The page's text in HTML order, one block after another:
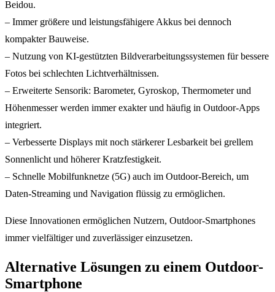
Beidou.
– Immer größere und leistungsfähigere Akkus bei dennoch
kompakter Bauweise.
– Nutzung von KI-gestützten Bildverarbeitungssystemen für bessere
Fotos bei schlechten Lichtverhältnissen.
– Erweiterte Sensorik: Barometer, Gyroskop, Thermometer und
Höhenmesser werden immer exakter und häufig in Outdoor-Apps
integriert.
– Verbesserte Displays mit noch stärkerer Lesbarkeit bei grellem
Sonnenlicht und höherer Kratzfestigkeit.
– Schnelle Mobilfunknetze (5G) auch im Outdoor-Bereich, um
Daten-Streaming und Navigation flüssig zu ermöglichen.
Diese Innovationen ermöglichen Nutzern, Outdoor-Smartphones
immer vielfältiger und zuverlässiger einzusetzen.
Alternative Lösungen zu einem Outdoor-
Smartphone